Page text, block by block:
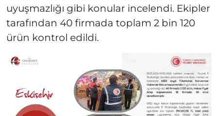
uyuşmazlığı gibi konular incelendi. Ekipler
tarafından 40 firmada toplam 2 bin 120
ürün kontrol edildi.